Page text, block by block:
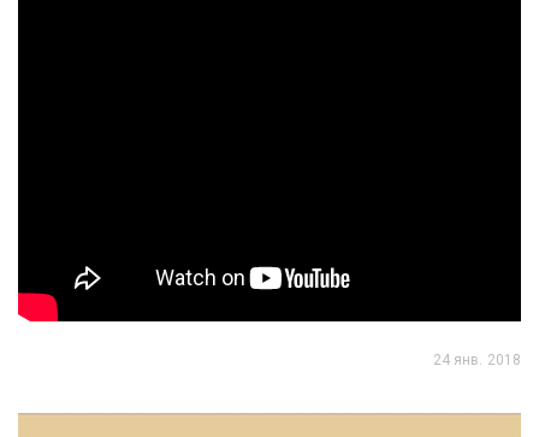
24 янв. 2018